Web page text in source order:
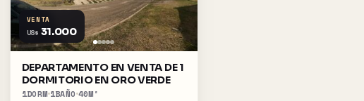
VENTA
US$ 31.000
DEPARTAMENTO EN VENTA DE 1
DORMITORIO EN ORO VERDE
1DORM 1BAÑO 40M²